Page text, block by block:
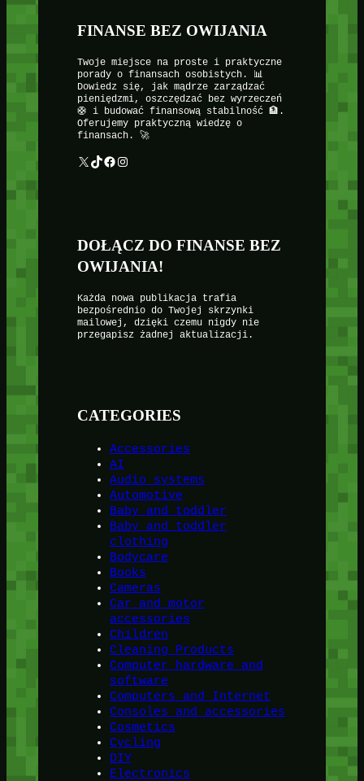
FINANSE BEZ OWIJANIA
Twoje miejsce na proste i praktyczne
porady o finansach osobistych. 📊
Dowiedz się, jak mądrze zarządzać
pieniędzmi, oszczędzać bez wyrzeczeń
🛟 i budować finansową stabilność 🏦.
Oferujemy praktyczną wiedzę o
finansach. 🚀
X TikTok Facebook Instagram
DOŁĄCZ DO FINANSE BEZ
OWIJANIA!
Każda nowa publikacja trafia
bezpośrednio do Twojej skrzynki
mailowej, dzięki czemu nigdy nie
przegapisz żadnej aktualizacji.
CATEGORIES
Accessories
AI
Audio systems
Automotive
Baby and toddler
Baby and toddler
clothing
Bodycare
Books
Cameras
Car and motor
accessories
Children
Cleaning Products
Computer hardware and
software
Computers and Internet
Consoles and accessories
Cosmetics
Cycling
DIY
Electronics